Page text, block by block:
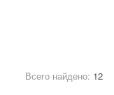
Всего найдено: 12